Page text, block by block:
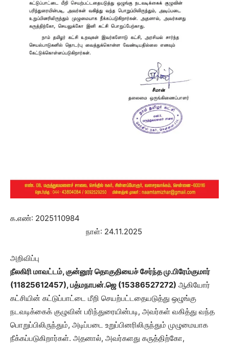
க.எண்: 2025110984
நாள்: 24.11.2025
அறிவிப்பு
நீலகிரி மாவட்டம், குன்னூர் தொகுதியைச் சேர்ந்த மு.பிரேம்குமார்
(11825612457), பத்மநாபன்.ஜெ (15386527272) ஆகியோர்
கட்சியின் கட்டுப்பாட்டை மீறி செயற்பட்டதையடுத்து ஒழுங்கு
நடவடிக்கைக் குழுவின் பரிந்துரையின்படி, அவர்கள் வகித்து வந்த
பொறுப்பிலிருந்தும், அடிப்படை உறுப்பினரிலிருந்தும் முழுமையாக
நீக்கப்படுகிறார்கள். அதனால், அவர்களது கருத்திற்கோ,